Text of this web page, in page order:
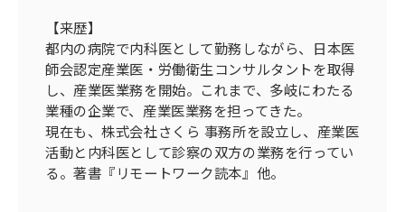
【来歴】
都内の病院で内科医として勤務しながら、日本医
師会認定産業医・労働衛生コンサルタントを取得
し、産業医業務を開始。これまで、多岐にわたる
業種の企業で、産業医業務を担ってきた。
現在も、株式会社さくら 事務所を設立し、産業医
活動と内科医として診察の双方の業務を行ってい
る。著書『リモートワーク読本』他。